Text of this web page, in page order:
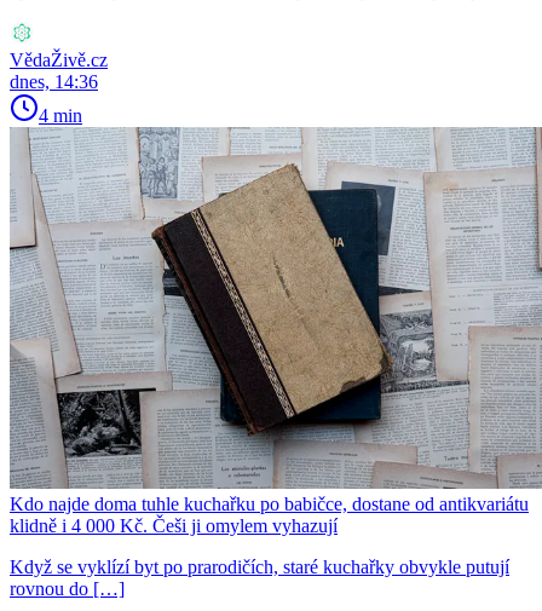
VědaŽivě.cz
dnes, 14:36
4 min
Kdo najde doma tuhle kuchařku po babičce, dostane od antikvariátu
klidně i 4 000 Kč. Češi ji omylem vyhazují
Když se vyklízí byt po prarodičích, staré kuchařky obvykle putují
rovnou do […]